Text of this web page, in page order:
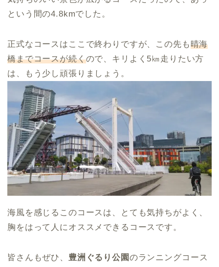
という間の4.8kmでした。
正式なコースはここで終わりですが、この先も晴海
橋までコースが続くので、キリよく5㎞走りたい方
は、もう少し頑張りましょう。
海風を感じるこのコースは、とても気持ちがよく、
胸をはって人にオススメできるコースです。
皆さんもぜひ、 豊洲ぐるり公園のランニングコース